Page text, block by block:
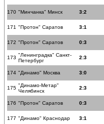
170 "Минчанка" Минск 3:2
171 "Протон" Саратов 3:1
172 "Протон" Саратов 0:3
173 "Ленинградка" Санкт-
Петербург
2:3
174 "Динамо" Москва 3:0
175 "Динамо-Метар"
Челябинск
2:3
176 "Протон" Саратов 0:3
177 "Динамо" Краснодар 3:1